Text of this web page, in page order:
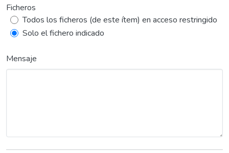
Ficheros
Todos los ficheros (de este ítem) en acceso restringido
Solo el fichero indicado
Mensaje